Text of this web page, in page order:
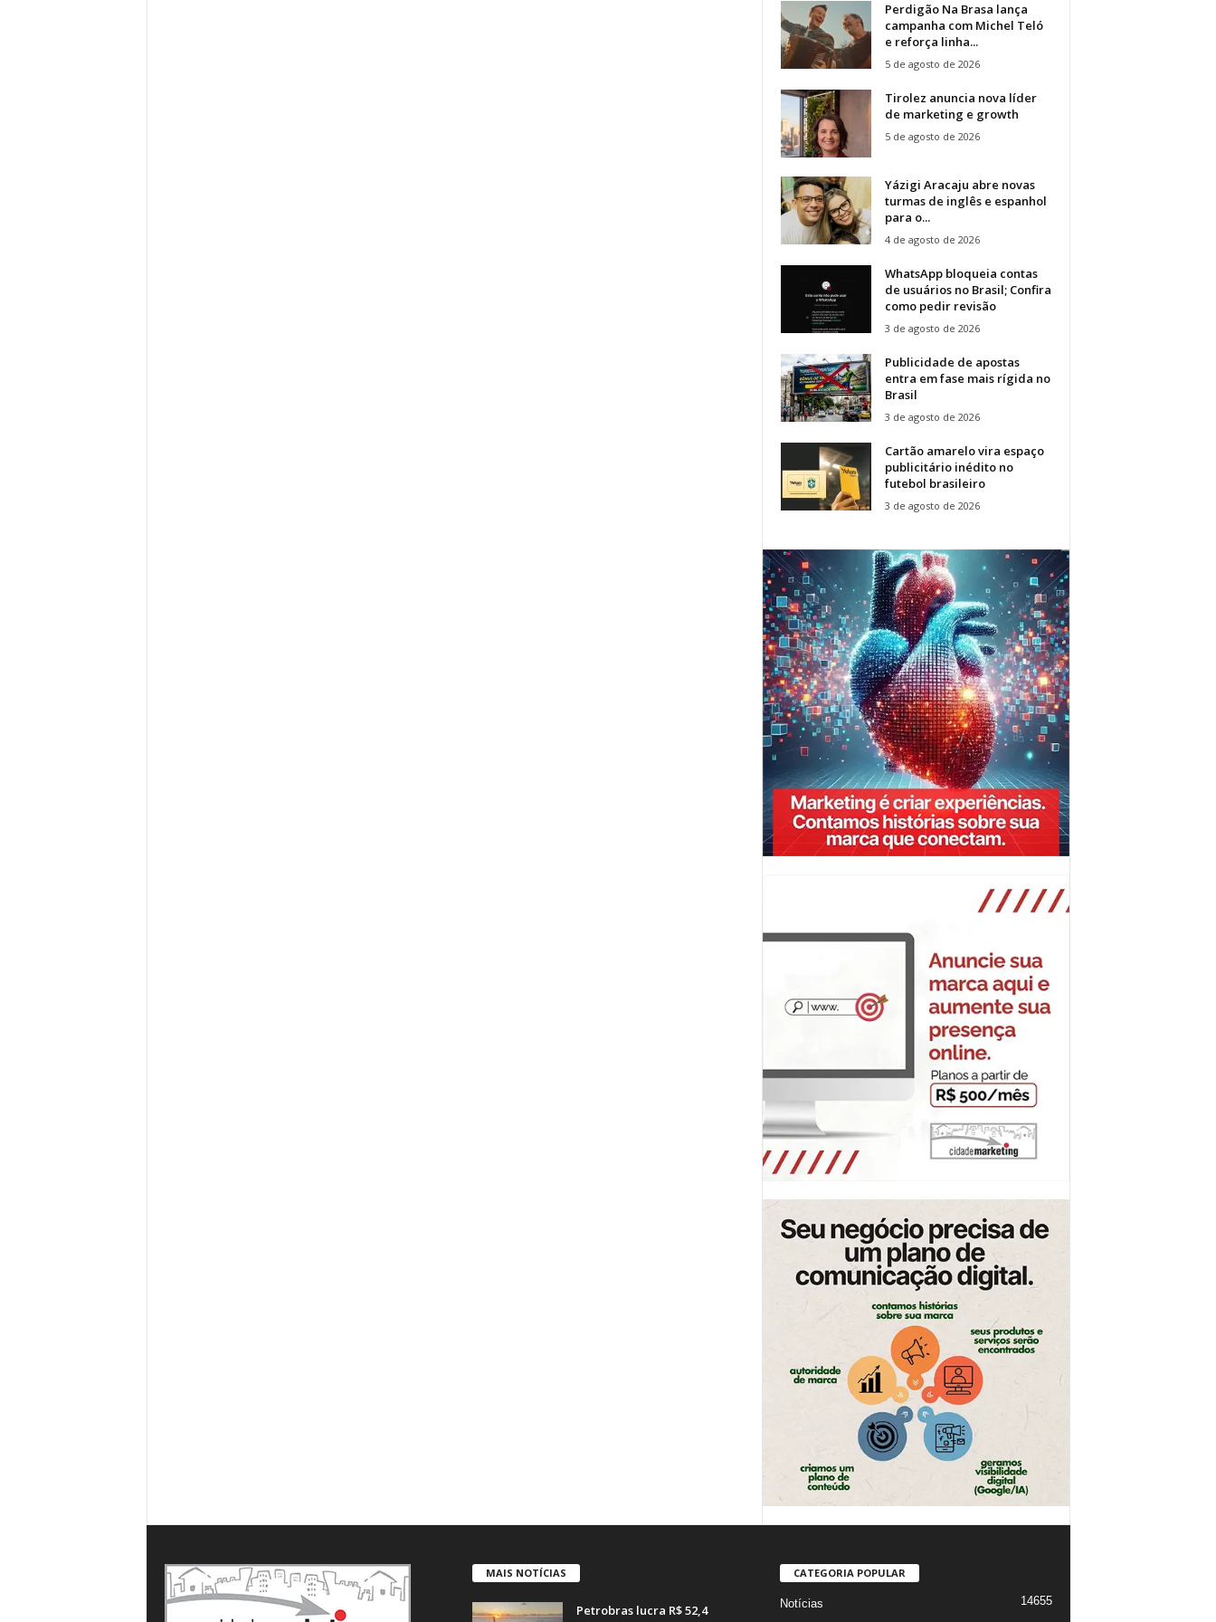
Perdigão Na Brasa lança
campanha com Michel Teló
e reforça linha...
5 de agosto de 2026
Tirolez anuncia nova líder
de marketing e growth
5 de agosto de 2026
Yázigi Aracaju abre novas
turmas de inglês e espanhol
para o...
4 de agosto de 2026
WhatsApp bloqueia contas
de usuários no Brasil; Confira
como pedir revisão
3 de agosto de 2026
Publicidade de apostas
entra em fase mais rígida no
Brasil
3 de agosto de 2026
Cartão amarelo vira espaço
publicitário inédito no
futebol brasileiro
3 de agosto de 2026
MAIS NOTÍCIAS
Petrobras lucra R$ 52,4
CATEGORIA POPULAR
Notícias
14655